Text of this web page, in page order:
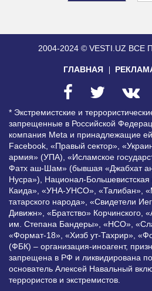
2004-2024 © VESTI.UZ ВСЕ
ГЛАВНАЯ
* Экстремистские и
запрещенные в Российской
компания Meta и принадлежащие
Facebook, «Правый сектор»,
армия» (УПА), «Исламское
Фатх аш-Шам» (бывшая «Джабхат
Нусра»), Национал-
Каида», «УНА-УНСО», «Талибан»,
татарского народа», «Свидетели
Дивижн», «Братство» Корчинского,
им. Степана Бандеры», «НСО»,
«Формат-18», «Хизб ут-Тахрир»,
(ФБК) – организация-иноагент,
запрещена в РФ и ликвидирована
основатель Алексей Навальный
террористов и экстремистов.